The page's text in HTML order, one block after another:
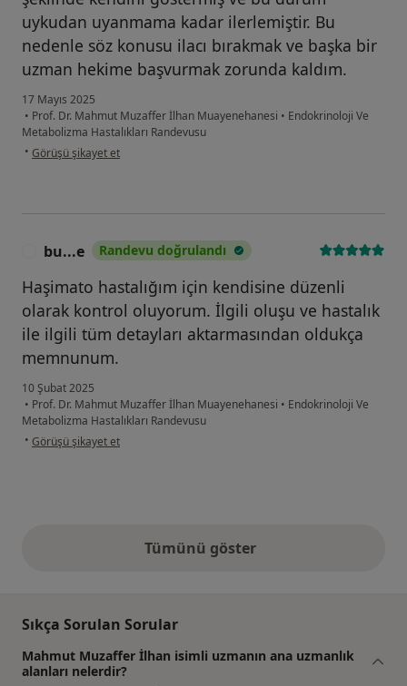
uykudan uyanmama kadar ilerlemiştir. Bu
nedenle söz konusu ilacı bırakmak ve başka bir
uzman hekime başvurmak zorunda kaldım.
17 Mayıs 2025
• Prof. Dr. Mahmut Muzaffer İlhan Muayenehanesi • Endokrinoloji Ve
Metabolizma Hastalıkları Randevusu
• kullanıcının görüşüne göre öz...r
Görüşü şikayet et
bu...e Randevu doğrulandı
Haşimato hastalığım için kendisine düzenli
olarak kontrol oluyorum. İlgili oluşu ve hastalık
ile ilgili tüm detayları aktarmasından oldukça
memnunum.
10 Şubat 2025
• Prof. Dr. Mahmut Muzaffer İlhan Muayenehanesi • Endokrinoloji Ve
Metabolizma Hastalıkları Randevusu
• kullanıcının görüşüne göre bu...e
Görüşü şikayet et
Tümünü gösteryukarıdaki görüşler
Sıkça Sorulan Sorular
Mahmut Muzaffer İlhan isimli uzmanın ana uzmanlık
alanları nelerdir?